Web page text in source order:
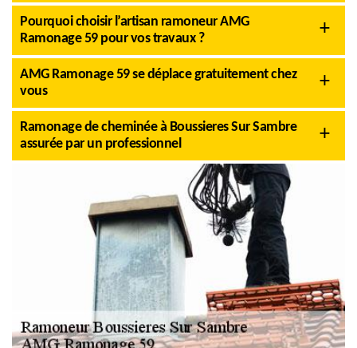
Pourquoi choisir l’artisan ramoneur AMG
Ramonage 59 pour vos travaux ?
AMG Ramonage 59 se déplace gratuitement chez
vous
Ramonage de cheminée à Boussieres Sur Sambre
assurée par un professionnel